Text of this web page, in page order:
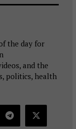
the day for
and the
politics, health